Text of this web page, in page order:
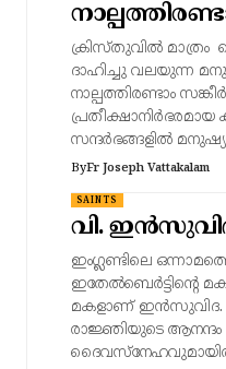
ക്രിസ്തുവിൽ മാത്രം
ദാഹിച്ചു വലയുന്ന
നാല്പത്തിരണ്ടാം
പ്രതീക്ഷാനിർഭരമായ
സന്ദർഭങ്ങളിൽ
ByFr Joseph Vattakalam
SAINTS
വി.
ഇംഗ്ലണ്ടിലെ
ഇതേൽബെർട്ടിന്റെ
മകളാണ് ഇൻസുവിദ.
രാജ്ഞിയുടെ ആനന്ദം